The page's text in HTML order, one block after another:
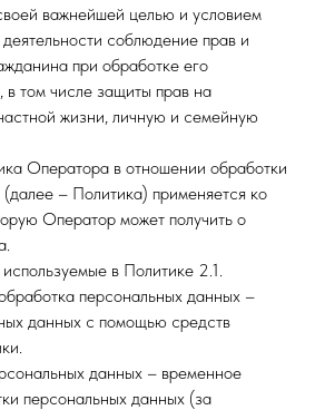
важнейшей целью и условием
соблюдение прав и
при обработке его
в том числе защиты прав на
жизни, личную и семейную
Оператора в отношении обработки
– Политика) применяется ко
Оператор может получить о
в Политике 2.1.
персональных данных –
данных с помощью средств
данных – временное
персональных данных (за